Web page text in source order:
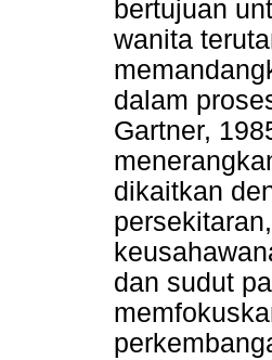
bertujuan
wanita
dalam
Gartner,
dikaitkan
dan sudut